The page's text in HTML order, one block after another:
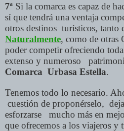
7ª Si la comarca es capaz de
sí que tendrá una ventaja
otros destinos turísticos, tanto
Naturalmente, como de
poder competir ofreciendo
extenso y numeroso
Comarca Urbasa Estella.
Tenemos todo lo necesario.
cuestión de proponérselo,
esforzarse mucho más en
que ofrecemos a los viajeros y